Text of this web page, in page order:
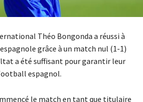
Théo Bongonda a réussi à
grâce à un match nul (1-1)
a été suffisant pour garantir leur
espagnol.
le match en tant que titulaire